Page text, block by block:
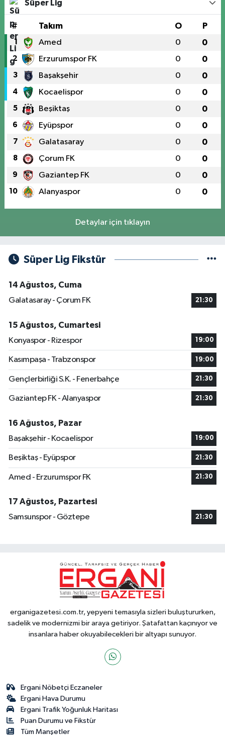
Süper Lig
# Takım O P
1 Amed 0 0
2 Erzurumspor FK 0 0
3 Başakşehir 0 0
4 Kocaelispor 0 0
5 Beşiktaş 0 0
6 Eyüpspor 0 0
7 Galatasaray 0 0
8 Çorum FK 0 0
9 Gaziantep FK 0 0
10 Alanyaspor 0 0
Detaylar için tıklayın
Süper Lig Fikstür
14 Ağustos, Cuma
Galatasaray - Çorum FK
21:30
15 Ağustos, Cumartesi
Konyaspor - Rizespor
19:00
Kasımpaşa - Trabzonspor 19:00
Gençlerbirliği S.K. - Fenerbahçe 21:30
Gaziantep FK - Alanyaspor 21:30
16 Ağustos, Pazar
Başakşehir - Kocaelispor
19:00
Beşiktaş - Eyüpspor 21:30
Amed - Erzurumspor FK 21:30
17 Ağustos, Pazartesi
Samsunspor - Göztepe
21:30
erganigazetesi.com.tr, yepyeni temasıyla sizleri buluştururken,
sadelik ve modernizmi bir araya getiriyor. Şatafattan kaçınıyor ve
insanlara haber okuyabilecekleri bir altyapı sunuyor.
Ergani Nöbetçi Eczaneler
Ergani Hava Durumu
Ergani Trafik Yoğunluk Haritası
Puan Durumu ve Fikstür
Tüm Manşetler